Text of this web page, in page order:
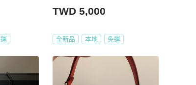
TWD 5,000
全新品 本地 免運